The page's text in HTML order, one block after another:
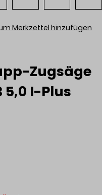
Merkzettel hinzufügen
Zugsäge
5,0 I-Plus